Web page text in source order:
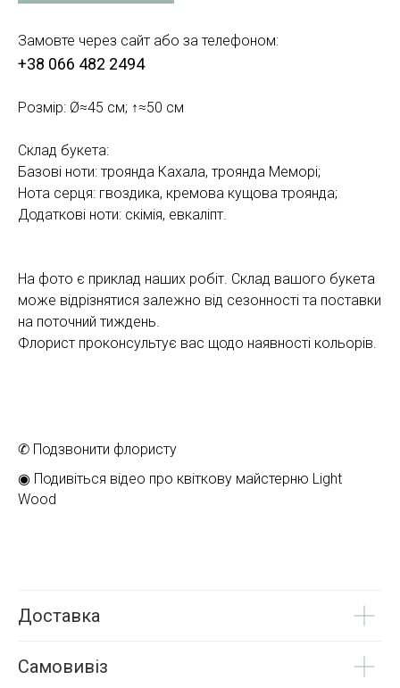
Замовте через сайт або за телефоном:
+38 066 482 2494
Розмір: Ø≈45 см; ↑≈50 см
Склад букета:
Базові ноти: троянда Кахала, троянда Меморі;
Нота серця: гвоздика, кремова кущова троянда;
Додаткові ноти: скімія, евкаліпт.
На фото є приклад наших робіт. Склад вашого букета
може відрізнятися залежно від сезонності та поставки
на поточний тиждень.
Флорист проконсультує вас щодо наявності кольорів.
✆ Подзвонити флористу
◉ Подивіться відео про квіткову майстерню Light
Wood
Доставка
Самовивіз